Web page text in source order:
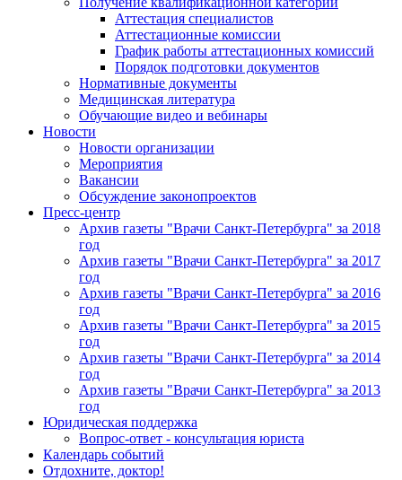
Аттестация специалистов
Аттестационные комиссии
График работы аттестационных комиссий
Порядок подготовки документов
Нормативные документы
Медицинская литература
Обучающие видео и вебинары
Новости
Новости организации
Мероприятия
Вакансии
Обсуждение законопроектов
Пресс-центр
Архив газеты "Врачи Санкт-Петербурга" за 2018
год
Архив газеты "Врачи Санкт-Петербурга" за 2017
год
Архив газеты "Врачи Санкт-Петербурга" за 2016
год
Архив газеты "Врачи Санкт-Петербурга" за 2015
год
Архив газеты "Врачи Санкт-Петербурга" за 2014
год
Архив газеты "Врачи Санкт-Петербурга" за 2013
год
Юридическая поддержка
Вопрос-ответ - консультация юриста
Календарь событий
Отдохните, доктор!